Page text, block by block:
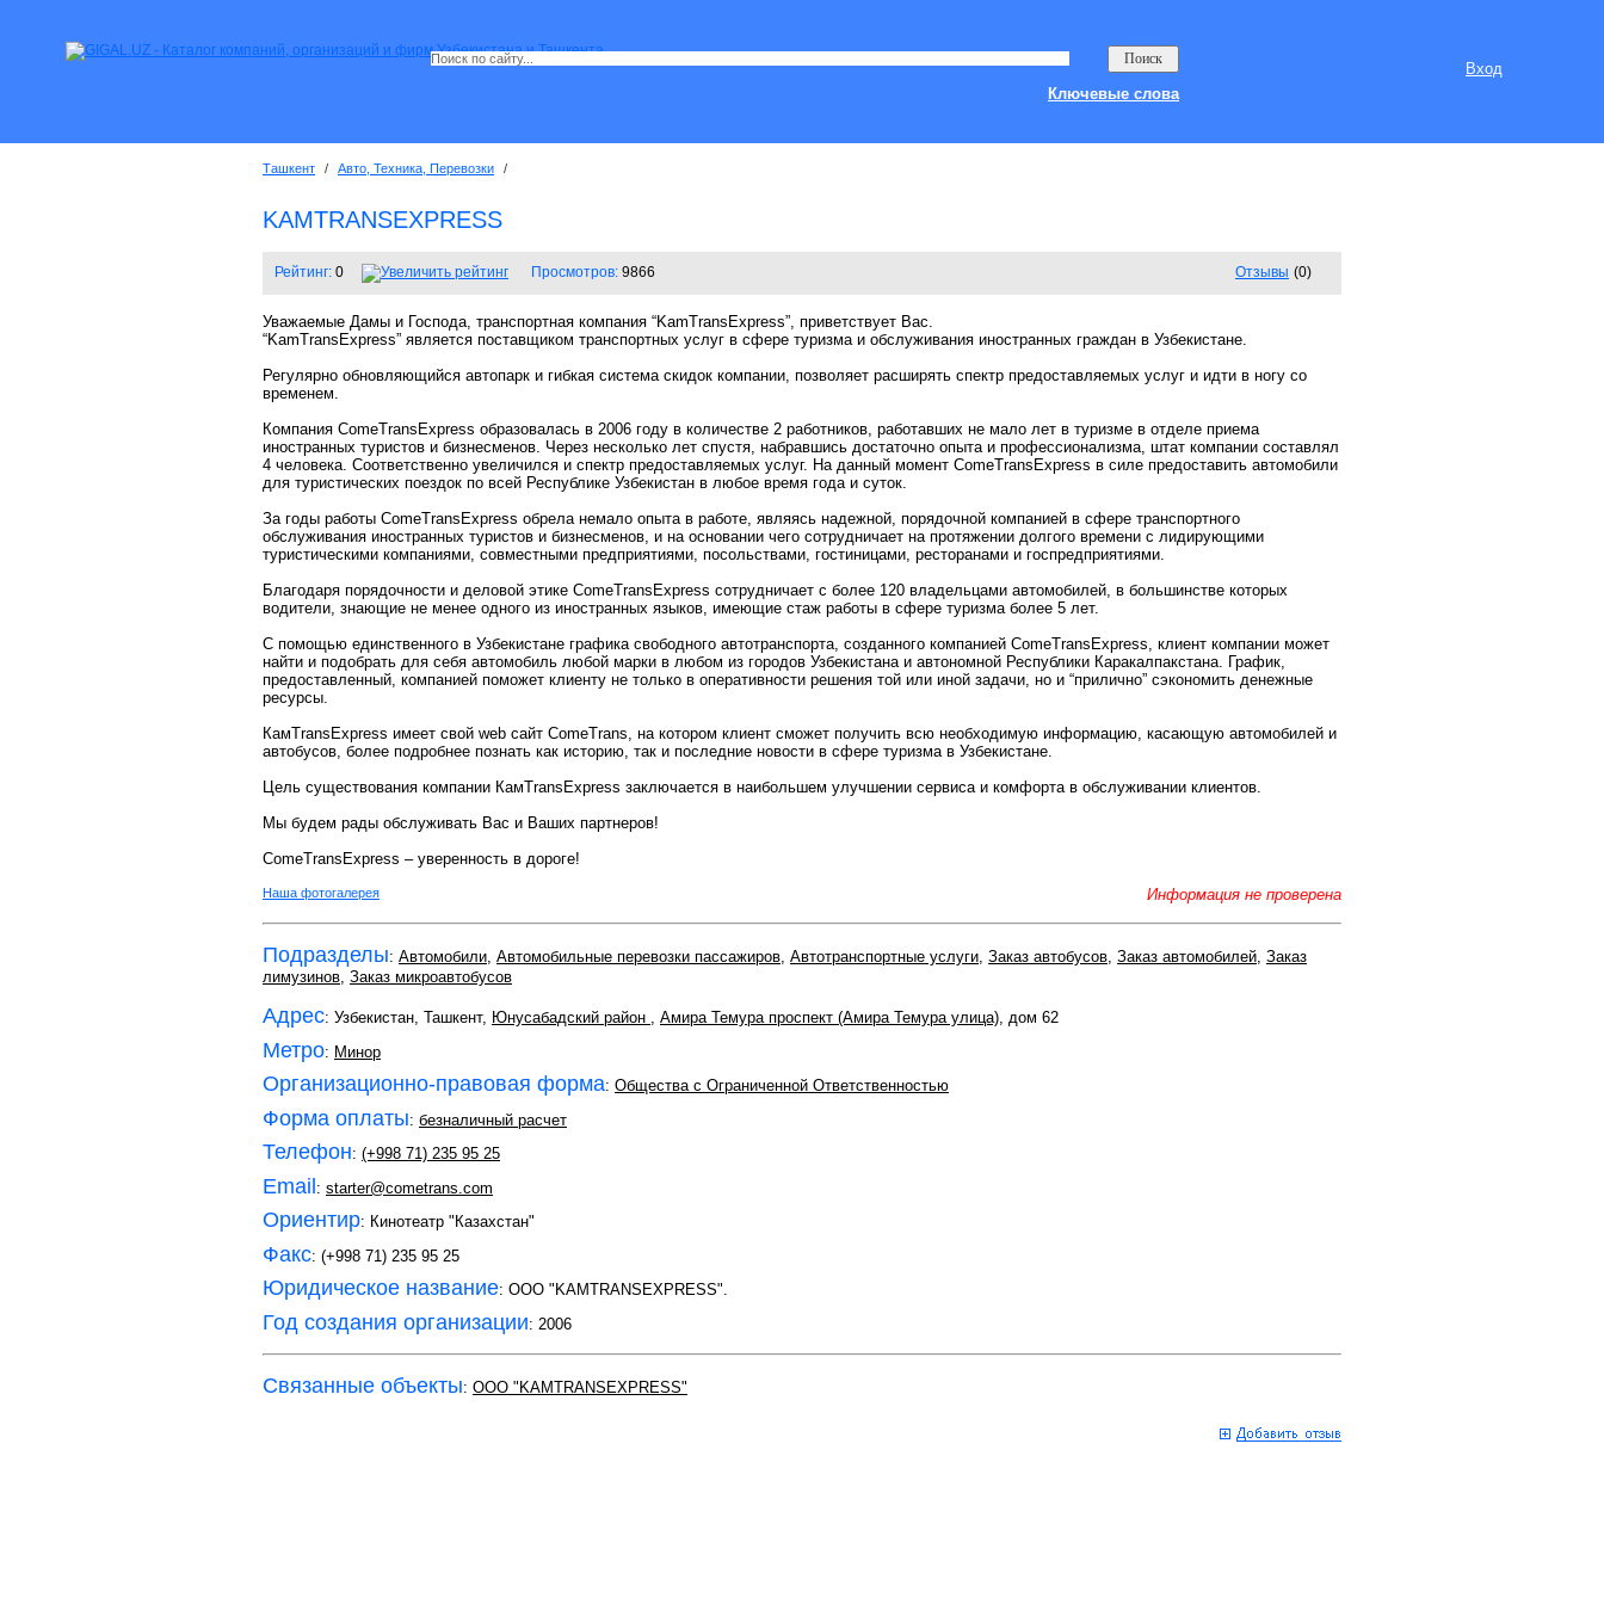
Вход
Ключевые слова
Ташкент / Авто, Техника, Перевозки /
KAMTRANSEXPRESS
Рейтинг: 0 Просмотров: 9866 Отзывы (0)
Уважаемые Дамы и Господа, транспортная компания “KamTransExpress”, приветствует Вас.
“KamTransExpress” является поставщиком транспортных услуг в сфере туризма и обслуживания иностранных граждан в Узбекистане.
Регулярно обновляющийся автопарк и гибкая система скидок компании, позволяет расширять спектр предоставляемых услуг и идти в ногу со
временем.
Компания СomeTransExpress образовалась в 2006 году в количестве 2 работников, работавших не мало лет в туризме в отделе приема
иностранных туристов и бизнесменов. Через несколько лет спустя, набравшись достаточно опыта и профессионализма, штат компании составлял
4 человека. Соответственно увеличился и спектр предоставляемых услуг. На данный момент ComeTransExpress в силе предоставить автомобили
для туристических поездок по всей Республике Узбекистан в любое время года и суток.
За годы работы ComeTransExpress обрела немало опыта в работе, являясь надежной, порядочной компанией в сфере транспортного
обслуживания иностранных туристов и бизнесменов, и на основании чего сотрудничает на протяжении долгого времени с лидирующими
туристическими компаниями, совместными предприятиями, посольствами, гостиницами, ресторанами и госпредприятиями.
Благодаря порядочности и деловой этике ComeTransExpress сотрудничает с более 120 владельцами автомобилей, в большинстве которых
водители, знающие не менее одного из иностранных языков, имеющие стаж работы в сфере туризма более 5 лет.
С помощью единственного в Узбекистане графика свободного автотранспорта, созданного компанией ComeTransExpress, клиент компании может
найти и подобрать для себя автомобиль любой марки в любом из городов Узбекистана и автономной Республики Каракалпакстана. График,
предоставленный, компанией поможет клиенту не только в оперативности решения той или иной задачи, но и “прилично” сэкономить денежные
ресурсы.
КамTransExpress имеет свой web сайт ComeTrans, на котором клиент сможет получить всю необходимую информацию, касающую автомобилей и
автобусов, более подробнее познать как историю, так и последние новости в сфере туризма в Узбекистане.
Цель существования компании КамTransExpress заключается в наибольшем улучшении сервиса и комфорта в обслуживании клиентов.
Мы будем рады обслуживать Вас и Ваших партнеров!
СomeTransExpress – уверенность в дороге!
Наша фотогалерея Информация не проверена
Подразделы: Автомобили, Автомобильные перевозки пассажиров, Автотранспортные услуги, Заказ автобусов, Заказ автомобилей, Заказ
лимузинов, Заказ микроавтобусов
Адрес: Узбекистан, Ташкент, Юнусабадский район , Амира Темура проспект (Амира Темура улица), дом 62
Метро: Минор
Организационно-правовая форма: Общества с Ограниченной Ответственностью
Форма оплаты: безналичный расчет
Телефон: (+998 71) 235 95 25
Email: starter@cometrans.com
Ориентир: Кинотеатр "Казахстан"
Факс: (+998 71) 235 95 25
Юридическое название: OOO "KAMTRANSEXPRESS".
Год создания организации: 2006
Связанные объекты: ООО "KAMTRANSEXPRESS"